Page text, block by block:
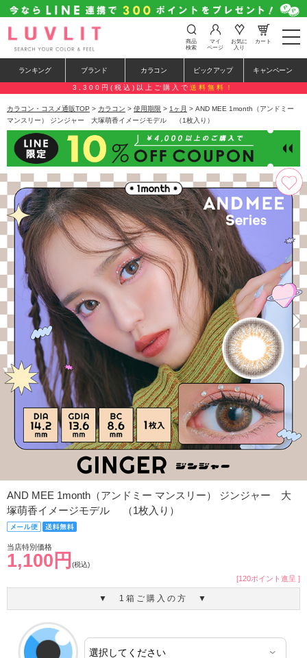
t
o
e
n
a
a
i
o
n
商品
検索
マイ
ページ
お気に
入り
カート
ランキング ブランド カラコン ピックアップ キャンペーン
3,300円(税込)以上ご購入で 送料無料！
カラコン・コスメ通販TOP > カラコン > 使用期限 > 1ヶ月 > AND MEE 1month（アンドミー
マンスリー） ジンジャー 大塚萌香イメージモデル （1枚入り）
AND MEE 1month（アンドミー マンスリー） ジンジャー 大
塚萌香イメージモデル （1枚入り）
当店特別価格
1,100円 (税込)
[120ポイント進呈 ]
▼ 1箱ご購入の方 ▼